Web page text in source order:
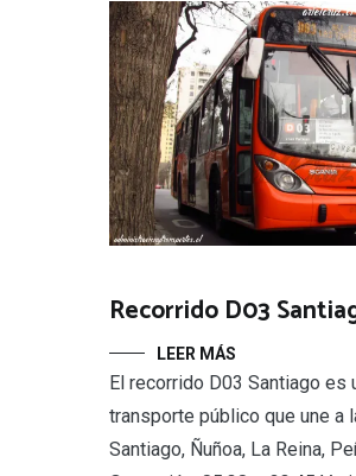
Recorrido D03
LEER MÁS
El recorrido D03 Santiago es
transporte público que une a
Santiago, Ñuñoa, La Reina,